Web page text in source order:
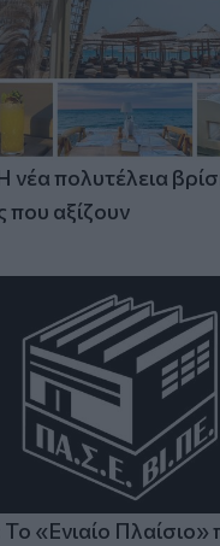
νέα πολυτέλεια
που αξίζουν
«Ενιαίο Πλαίσιο»